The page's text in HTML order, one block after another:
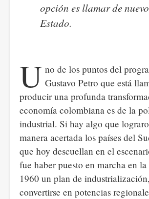
opción es llamar de
Estado.
U no de los puntos del
Gustavo Petro que está
producir una profunda
economía colombiana es de la
industrial. Si hay algo que
manera acertada los países del
que hoy descuellan en el
fue haber puesto en marcha en la
1960 un plan de
convertirse en potencias